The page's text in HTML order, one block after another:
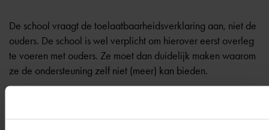
De school vraagt de toelaatbaarheidsverklaring aan, niet de
ouders. De school is wel verplicht om hierover eerst overleg
te voeren met ouders. Ze moet dan duidelijk maken waarom
ze de ondersteuning zelf niet (meer) kan bieden.